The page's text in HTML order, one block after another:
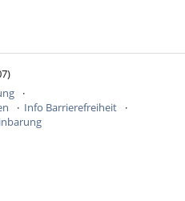
Info Barrierefreiheit